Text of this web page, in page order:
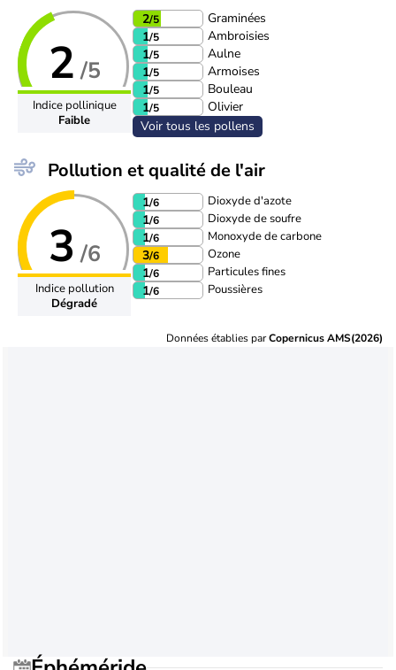
2 /5
Indice pollinique
Faible
2/5
Graminées
1/5
Ambroisies
1/5
Aulne
1/5
Armoises
1/5
Bouleau
1/5
Olivier
Voir tous les pollens
Pollution et qualité de l'air
3 /6
Indice pollution
Dégradé
1/6 Dioxyde d'azote
1/6 Dioxyde de soufre
1/6 Monoxyde de carbone
3/6 Ozone
1/6 Particules fines
1/6 Poussières
Données établies parCopernicus AMS(2026)